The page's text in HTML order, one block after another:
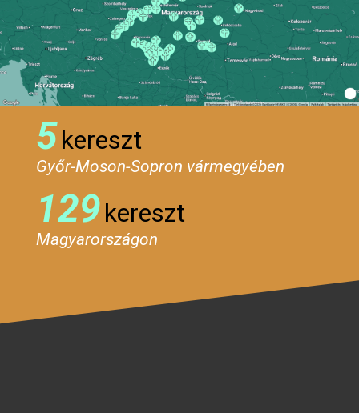
5kereszt
Győr-Moson-Sopron vármegyében
129kereszt
Magyarországon